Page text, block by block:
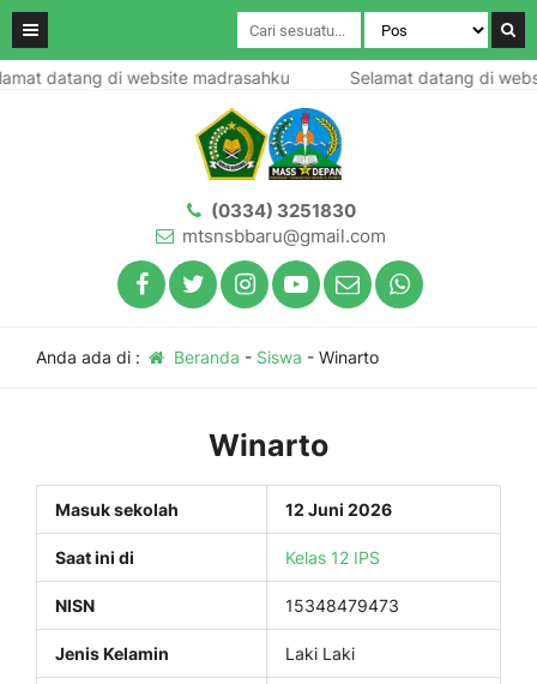
datang di website madrasahku Selamat datang di
(0334) 3251830
mtsnsbbaru@gmail.com
Anda ada di : Beranda - Siswa - Winarto
Winarto
Masuk sekolah 12 Juni 2026
Saat ini di Kelas 12 IPS
NISN 15348479473
Jenis Kelamin Laki Laki